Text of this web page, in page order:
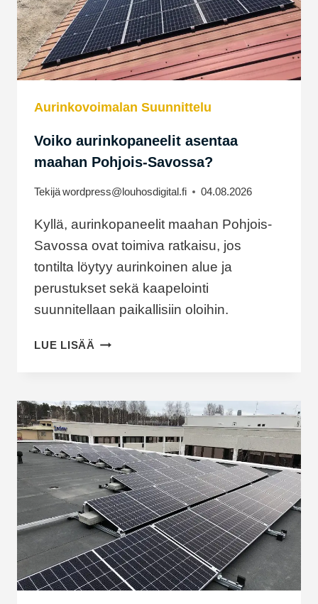
Aurinkovoimalan Suunnittelu
Voiko aurinkopaneelit asentaa
maahan Pohjois-Savossa?
Tekijäwordpress@louhosdigital.fi 04.08.2026
Kyllä, aurinkopaneelit maahan Pohjois-
Savossa ovat toimiva ratkaisu, jos
tontilta löytyy aurinkoinen alue ja
perustukset sekä kaapelointi
suunnitellaan paikallisiin oloihin.
LUE LISÄÄ VOIKO
POHJOIS-
SAVOSSA?